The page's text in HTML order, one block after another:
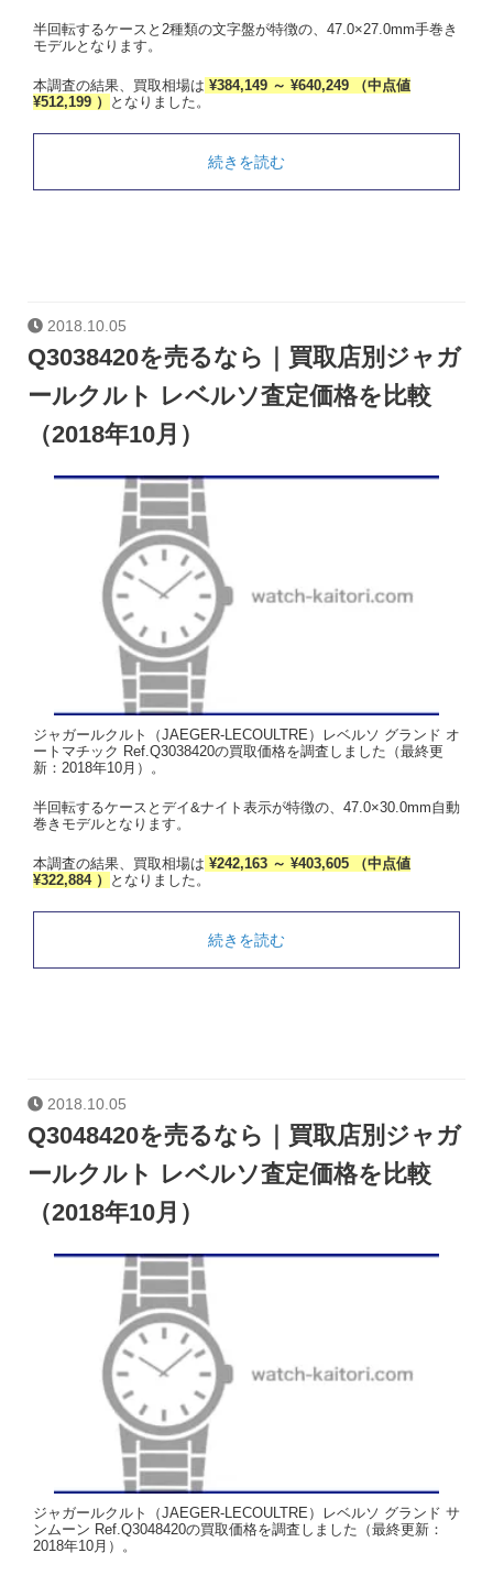
半回転するケースと2種類の文字盤が特徴の、47.0×27.0mm手巻き
モデルとなります。
本調査の結果、買取相場は ¥384,149 ～ ¥640,249 （中点値
¥512,199 ）
となりました。
続きを読む
2018.10.05
Q3038420を売るなら｜買取店別ジャガ
ールクルト レベルソ査定価格を比較
（2018年10月）
ジャガールクルト（JAEGER-LECOULTRE）レベルソ グランド オ
ートマチック Ref.Q3038420の買取価格を調査しました（最終更
新：2018年10月）。
半回転するケースとデイ&ナイト表示が特徴の、47.0×30.0mm自動
巻きモデルとなります。
本調査の結果、買取相場は ¥242,163 ～ ¥403,605 （中点値
¥322,884 ）
となりました。
続きを読む
2018.10.05
Q3048420を売るなら｜買取店別ジャガ
ールクルト レベルソ査定価格を比較
（2018年10月）
ジャガールクルト（JAEGER-LECOULTRE）レベルソ グランド サ
ンムーン Ref.Q3048420の買取価格を調査しました（最終更新：
2018年10月）。